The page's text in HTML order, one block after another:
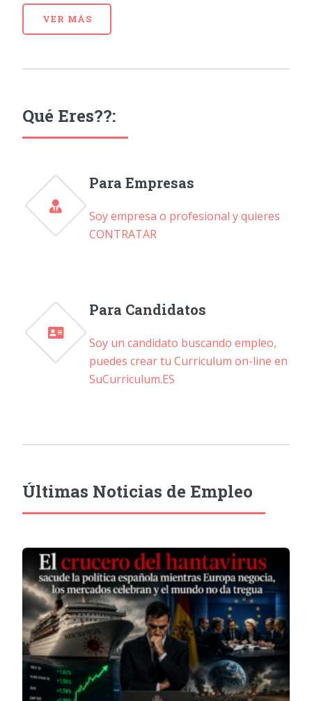
VER MÁS
Qué Eres??:
Para Empresas
Soy empresa o profesional y quieres
CONTRATAR
Para Candidatos
Soy un candidato buscando empleo,
puedes crear tu Curriculum on-line en
SuCurriculum.ES
Últimas Noticias de Empleo